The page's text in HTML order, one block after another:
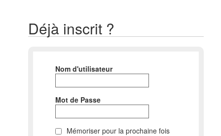
Déjà inscrit ?
Nom d'utilisateur
Mot de Passe
Mémoriser pour la prochaine fois